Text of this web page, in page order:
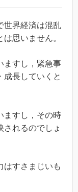
世界経済は混乱
思いません。
ますし，緊急事
成長していくと
ますし，その時
されるのでしょ
はすさまじいも